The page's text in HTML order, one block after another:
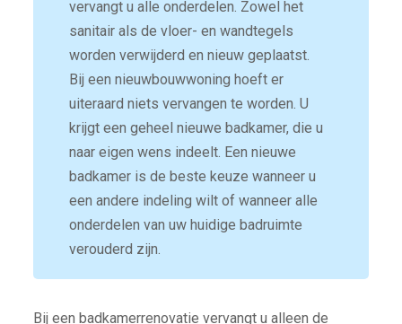
vervangt u alle onderdelen. Zowel het
sanitair als de vloer- en wandtegels
worden verwijderd en nieuw geplaatst.
Bij een nieuwbouwwoning hoeft er
uiteraard niets vervangen te worden. U
krijgt een geheel nieuwe badkamer, die u
naar eigen wens indeelt. Een nieuwe
badkamer is de beste keuze wanneer u
een andere indeling wilt of wanneer alle
onderdelen van uw huidige badruimte
verouderd zijn.
Bij een badkamerrenovatie vervangt u alleen de